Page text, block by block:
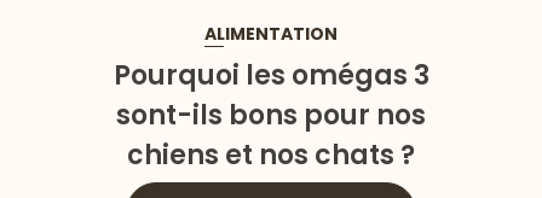
ALIMENTATION
Pourquoi les omégas 3
sont-ils bons pour nos
chiens et nos chats ?